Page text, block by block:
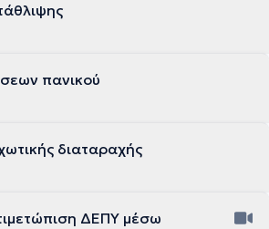
πανικού
διαταραχής
ΔΕΠΥ μέσω